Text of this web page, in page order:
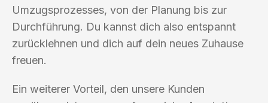
Umzugsprozesses, von der Planung bis zur
Durchführung. Du kannst dich also entspannt
zurücklehnen und dich auf dein neues Zuhause
freuen.
Ein weiterer Vorteil, den unsere Kunden